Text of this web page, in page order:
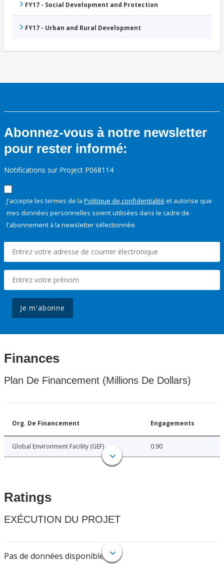
FY17 - Social Development and Protection
FY17 - Urban and Rural Development
Abonnez-vous à notre newsletter
pour rester informé:
Notifications sur Project P068114
J'accepte les termes de la Politique de confidentialité et autorise que
mes données personnelles soient utilisées dans le cadre de
l'abonnement à la newsletter sélectionnée.
Je m'abonne
Finances
Plan De Financement (Millions De Dollars)
Org. De Financement Engagements
Global Environment Facility (GEF) 0.90
Ratings
EXÉCUTION DU PROJET
Pas de données disponibles.